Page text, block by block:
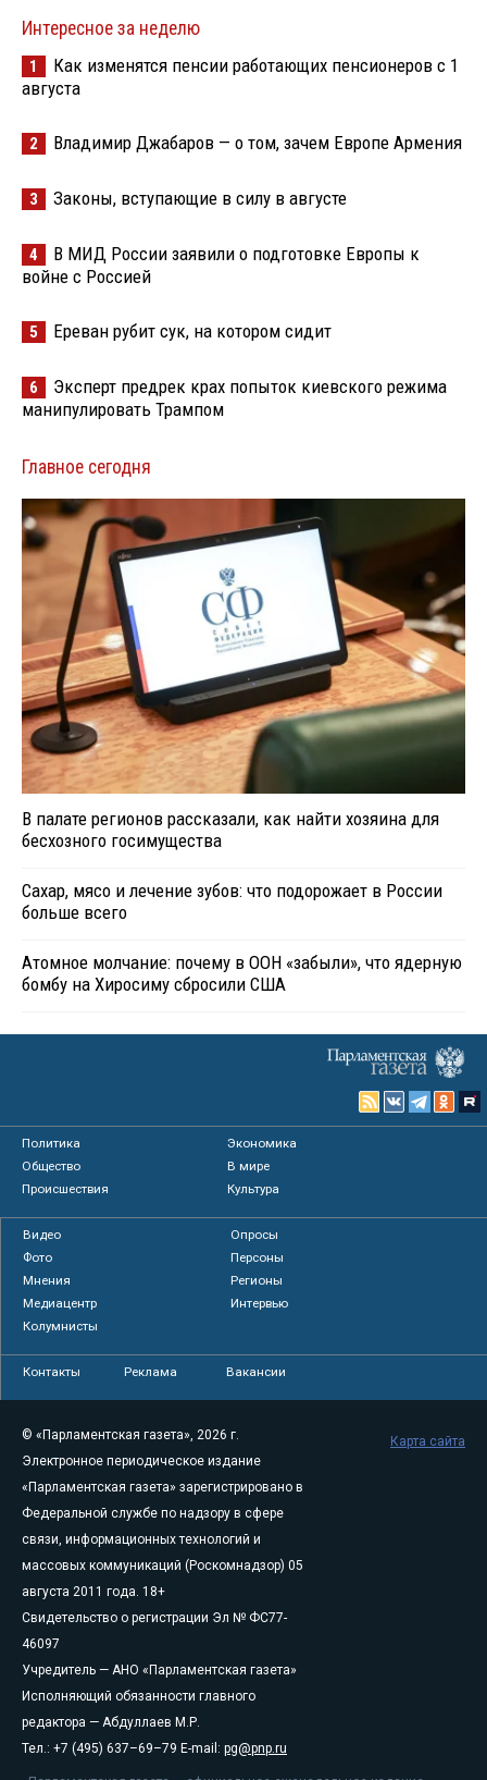
Интересное за неделю
1
Как изменятся пенсии работающих пенсионеров с 1
августа
2 Владимир Джабаров — о том, зачем Европе Армения
3 Законы, вступающие в силу в августе
4
В МИД России заявили о подготовке Европы к
войне с Россией
5 Ереван рубит сук, на котором сидит
6
Эксперт предрек крах попыток киевского режима
манипулировать Трампом
Главное сегодня
В палате регионов рассказали, как найти хозяина для
бесхозного госимущества
Сахар, мясо и лечение зубов: что подорожает в России
больше всего
Атомное молчание: почему в ООН «забыли», что ядерную
бомбу на Хиросиму сбросили США
Политика
Экономика
Общество
В мире
Происшествия
Культура
Видео
Опросы
Фото
Персоны
Мнения
Регионы
Медиацентр
Интервью
Колумнисты
Контакты Реклама Вакансии
© «Парламентская газета», 2026 г.
Электронное периодическое издание
«Парламентская газета» зарегистрировано в
Федеральной службе по надзору в сфере
связи, информационных технологий и
массовых коммуникаций (Роскомнадзор) 05
августа 2011 года. 18+
Свидетельство о регистрации Эл № ФС77-
46097
Учредитель — АНО «Парламентская газета»
Исполняющий обязанности главного
редактора — Абдуллаев М.Р.
Тел.: +7 (495) 637–69–79 E-mail: pg@pnp.ru
Карта сайта